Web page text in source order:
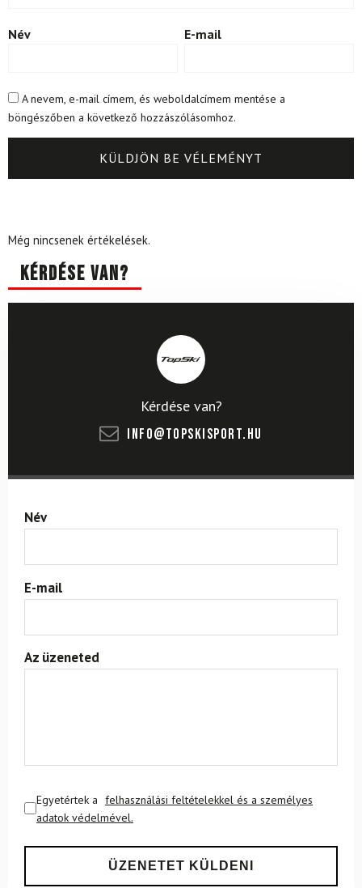
Név E-mail
A nevem, e-mail címem, és weboldalcímem mentése a
böngészőben a következő hozzászólásomhoz.
Még nincsenek értékelések.
Kérdése van?
Kérdése van?
info@topskisport.hu
Név
E-mail
Az üzeneted
Egyetértek a felhasználási feltételekkel és a személyes
adatok védelmével.